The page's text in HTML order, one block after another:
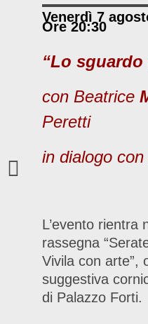
Venerdì 7
Ore 20:30
“Lo
con Beatrice
Peretti
in dialogo con
L’evento rientra
rassegna
Vivila con arte”,
suggestiva
di Palazzo Forti.